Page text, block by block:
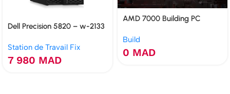
Dell Precision 5820 – w-2133
480 Go
Station de Travail Fix
7 980 MAD
AMD 7000 Building PC
Build
0 MAD